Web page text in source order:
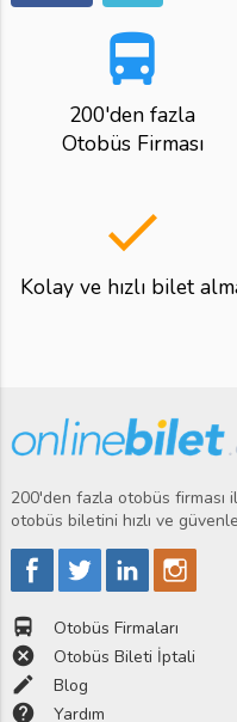
directions_bus
200'den fazla
Otobüs Firması
done
Kolay ve hızlı bilet
200'den fazla otobüs firması
otobüs biletini hızlı ve
directions_bus Otobüs Firmaları
cancel Otobüs Bileti İptali
edit Blog
help Yardım